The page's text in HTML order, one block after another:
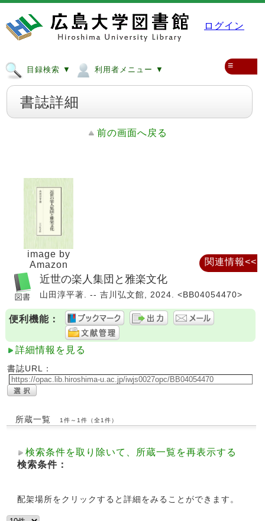
ログイン
目録検索 ▼ 利用者メニュー ▼ ≡
書誌詳細
前の画面へ戻る
image by
Amazon
近世の楽人集団と雅楽文化
山田淳平著. -- 吉川弘文館, 2024. <BB04054470>
便利機能：
詳細情報を見る
書誌URL：
所蔵一覧 1件～1件（全1件）
検索条件を取り除いて、所蔵一覧を再表示する
検索条件：
配架場所をクリックすると詳細をみることができます。
関連情報<<